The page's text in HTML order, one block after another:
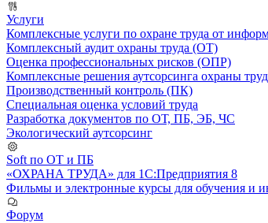
Услуги
Комплексные услуги по охране труда от
Комплексный аудит охраны труда (ОТ)
Оценка профессиональных рисков (ОПР)
Комплексные решения аутсорсинга охраны
Производственный контроль (ПК)
Специальная оценка условий труда
Разработка документов по ОТ, ПБ, ЭБ, ЧС
Экологический аутсорсинг
Soft по ОТ и ПБ
«ОХРАНА ТРУДА» для 1С:Предприятия 8
Фильмы и электронные курсы для обучения и
Форум